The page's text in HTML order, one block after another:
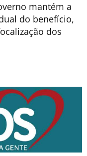
mantém a
do benefício,
dos